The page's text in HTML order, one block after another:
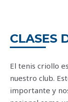
CLASES
El tenis criollo
nuestro club.
importante y